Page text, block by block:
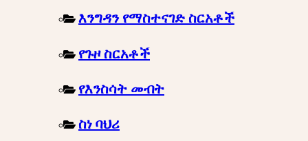
እንግዳን የማስተናገድ ስርአቶች
የጉዞ ስርአቶች
የእንስሳት መብት
ስነ ባህሪ